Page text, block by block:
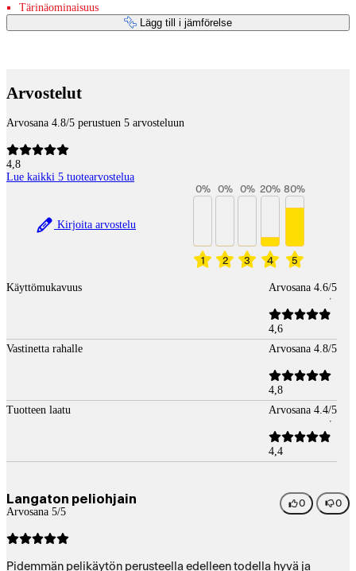
Tärinäominaisuus
Lägg till i jämförelse
Arvostelut
Arvosana 4.8/5 perustuen 5 arvosteluun
4,8
Lue kaikki 5 tuotearvostelua
Kirjoita arvostelu
1
0%
2
0%
3
0%
4
20%
5
80%
Käyttömukavuus Arvosana 4.6/5
4,6
Vastinetta rahalle
Arvosana 4.8/5
4,8
Tuotteen laatu
Arvosana 4.4/5
4,4
Langaton peliohjain
Arvosana 5/5
0 0
Pidemmän pelikäytön perusteella edelleen todella hyvä ja